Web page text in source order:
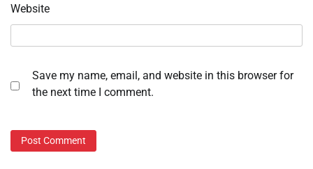
Website
Save my name, email, and website in this browser for
the next time I comment.